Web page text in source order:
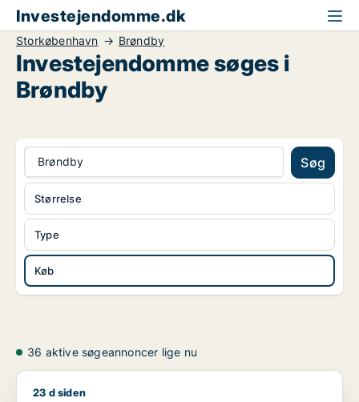
Investejendomme.dk
Storkøbenhavn Brøndby
Investejendomme søges i
Brøndby
Brøndby Søg
Type
Køb
Størrelse
36 aktive søgeannoncer lige nu
Jeg søger værksted eller produktionslokaler til salg i
23 d siden